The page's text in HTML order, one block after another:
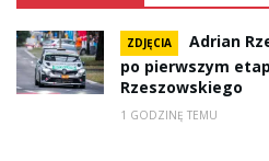
ZDJĘCIA
Adrian
po pierwszym
Rzeszowskiego
1 GODZINĘ TEMU